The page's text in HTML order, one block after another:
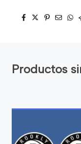
Productos